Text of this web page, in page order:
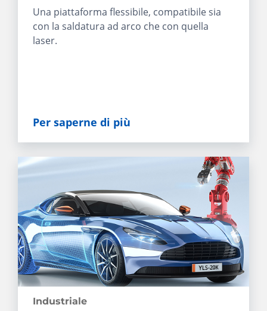
Una piattaforma flessibile, compatibile sia
con la saldatura ad arco che con quella
laser.
Per saperne di più
Industriale